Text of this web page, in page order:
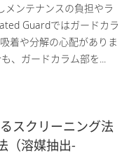
ンテナンスの負担やラ
Guardではガードカラ
着や分解の心配がありま
、ガードカラム部を...
スクリーニング法
（溶媒抽出-